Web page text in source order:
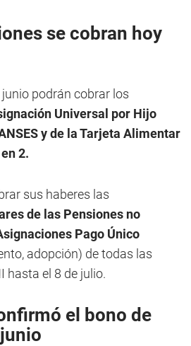
se cobran hoy
podrán cobrar los
Universal por Hijo
y de la Tarjeta Alimentar
2.
sus haberes las
de las Pensiones no
Pago Único
adopción) de todas las
hasta el 8 de julio.
el bono de